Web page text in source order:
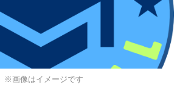
※画像はイメージです